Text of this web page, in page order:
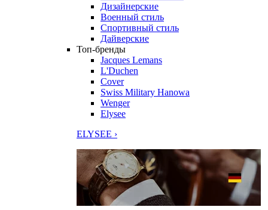
Дизайнерские
Военный стиль
Спортивный стиль
Дайверские
Топ-бренды
Jacques Lemans
L'Duchen
Cover
Swiss Military Hanowa
Wenger
Elysee
ELYSEE ›